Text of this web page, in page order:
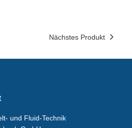
Nächstes Produkt
und Fluid-Technik